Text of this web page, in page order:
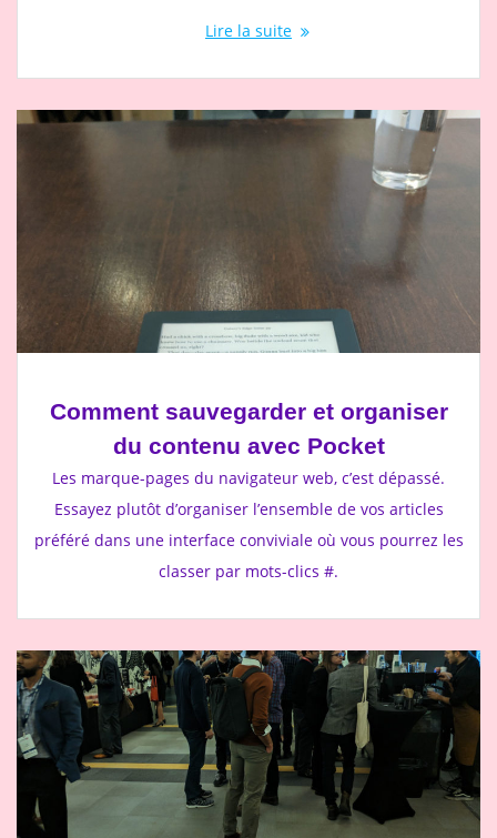
Lire la suite
Comment sauvegarder et organiser
du contenu avec Pocket
Les marque-pages du navigateur web, c’est dépassé.
Essayez plutôt d’organiser l’ensemble de vos articles
préféré dans une interface conviviale où vous pourrez les
classer par mots-clics #.